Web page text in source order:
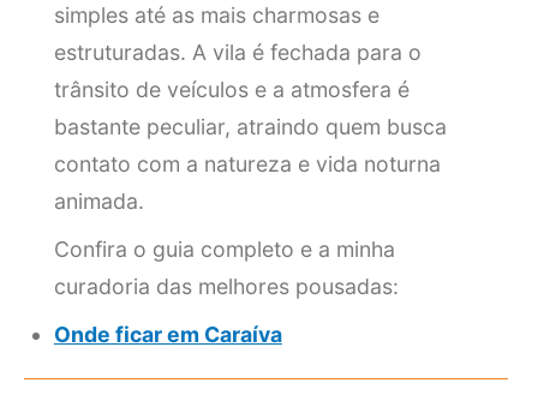
simples até as mais charmosas e
estruturadas. A vila é fechada para o
trânsito de veículos e a atmosfera é
bastante peculiar, atraindo quem busca
contato com a natureza e vida noturna
animada.
Confira o guia completo e a minha
curadoria das melhores pousadas:
Onde ficar em Caraíva